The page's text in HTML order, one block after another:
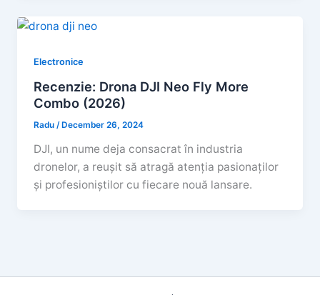
Electronice
Recenzie: Drona DJI Neo Fly More
Combo (2026)
Radu/December 26, 2024
DJI, un nume deja consacrat în industria
dronelor, a reușit să atragă atenția pasionaților
și profesioniștilor cu fiecare nouă lansare.